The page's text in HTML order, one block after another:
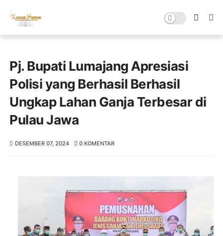
Pj. Bupati Lumajang Apresiasi
Polisi yang Berhasil Berhasil
Ungkap Lahan Ganja Terbesar di
Pulau Jawa
DESEMBER 07, 2024 0 KOMENTAR